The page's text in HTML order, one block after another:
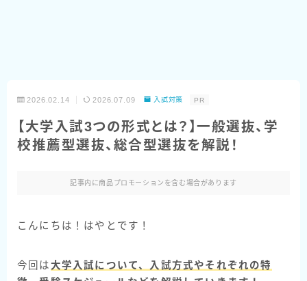
2026.02.14 2026.07.09 入試対策 PR
【大学入試3つの形式とは？】一般選抜、学
校推薦型選抜、総合型選抜を解説！
記事内に商品プロモーションを含む場合があります
こんにちは！はやとです！
今回は大学入試について、 入試方式やそれぞれの特